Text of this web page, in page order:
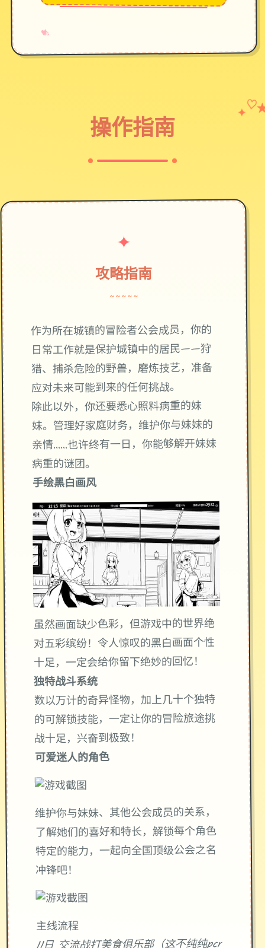
♥
✧
→
操作指南
✦♡
✦
攻略指南
~~~~~
作为所在城镇的冒险者公会成员，你的
日常工作就是保护城镇中的居民——狩
猎、捕杀危险的野兽，磨炼技艺，准备
应对未来可能到来的任何挑战。
除此以外，你还要悉心照料病重的妹
妹。管理好家庭财务，维护你与妹妹的
亲情……也许终有一日，你能够解开妹妹
病重的谜团。
手绘黑白画风
虽然画面缺少色彩，但游戏中的世界绝
对五彩缤纷！令人惊叹的黑白画面个性
十足，一定会给你留下绝妙的回忆！
独特战斗系统
数以万计的奇异怪物，加上几十个独特
的可解锁技能，一定让你的冒险旅途挑
战十足，兴奋到极致！
可爱迷人的角色
维护你与妹妹、其他公会成员的关系，
了解她们的喜好和特长，解锁每个角色
特定的能力，一起向全国顶级公会之名
冲锋吧！
主线流程